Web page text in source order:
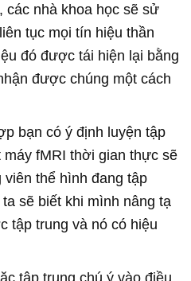
các nhà khoa học sẽ sử
tục mọi tín hiệu thần
đó được tái hiện lại bằng
được chúng một cách
bạn có ý định luyện tập
fMRI thời gian thực sẽ
thể hình đang tập
sẽ biết khi mình nâng tạ
tập trung và nó có hiệu
tập trung chú ý vào điều